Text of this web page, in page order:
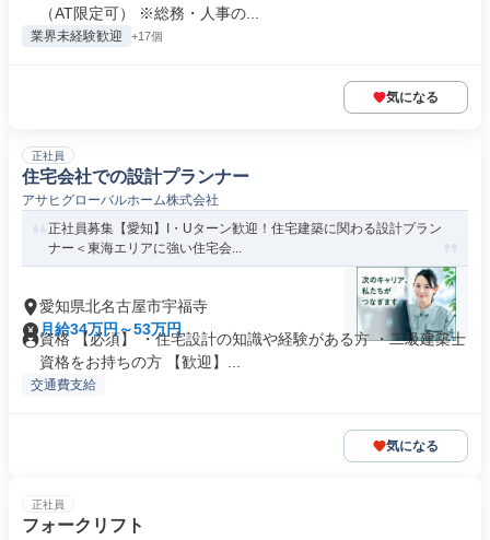
（AT限定可） ※総務・人事の...
業界未経験歓迎 +17個
気になる
正社員
住宅会社での設計プランナー
アサヒグローバルホーム株式会社
正社員募集【愛知】I・Uターン歓迎！住宅建築に関わる設計プラン
ナー＜東海エリアに強い住宅会...
愛知県北名古屋市宇福寺
月給34万円～53万円
資格 【必須】 ・住宅設計の知識や経験がある方 ・二級建築士
資格をお持ちの方 【歓迎】...
交通費支給
気になる
正社員
フォークリフト